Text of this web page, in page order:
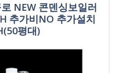
NEW 콘덴싱보일러
추가비NO 추가설치
평대)